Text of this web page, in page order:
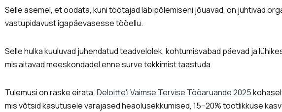
Selle asemel, et oodata, kuni töötajad läbipõlemiseni jõuavad, on juhtivad
vastupidavust igapäevasesse tööellu.
Selle hulka kuuluvad juhendatud teadvelolek, kohtumisvabad päevad ja
mis aitavad meeskondadel enne surve tekkimist taastuda.
Tulemusi on raske eirata.Deloitte'i Vaimse Tervise Tööaruande 2025
mis võtsid kasutusele varajased heaolusekkumised, 15–20% tootlikkuse